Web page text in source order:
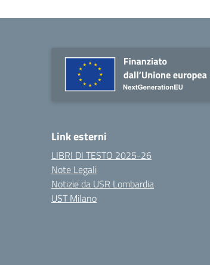
Link esterni
LIBRI DI TESTO 2025-26
Note Legali
Notizie da USR Lombardia
UST Milano